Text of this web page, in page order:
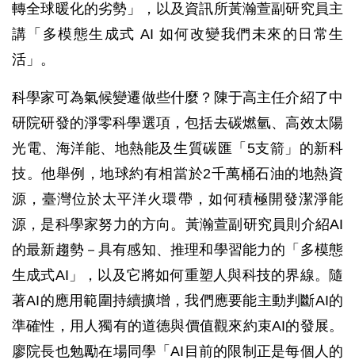
轉全球暖化的劣勢」，以及資訊所黃瀚萱副研究員主
講「多模態生成式 AI 如何改變我們未來的日常生
活」。
科學家可為氣候變遷做些什麼？陳于高主任介紹了中
研院研發的淨零科學選項，包括去碳燃氫、高效太陽
光電、海洋能、地熱能及生質碳匯「5支箭」的新科
技。他舉例，地球約有相當於2千萬桶石油的地熱資
源，臺灣位於太平洋火環帶，如何積極開發潔淨能
源，是科學家努力的方向。黃瀚萱副研究員則介紹AI
的最新趨勢－具有感知、推理和學習能力的「多模態
生成式AI」，以及它將如何重塑人與科技的界線。隨
著AI的應用範圍持續擴增，我們應要能主動判斷AI的
準確性，用人獨有的道德與價值觀來約束AI的發展。
廖院長也勉勵在場同學「AI目前的限制正是每個人的